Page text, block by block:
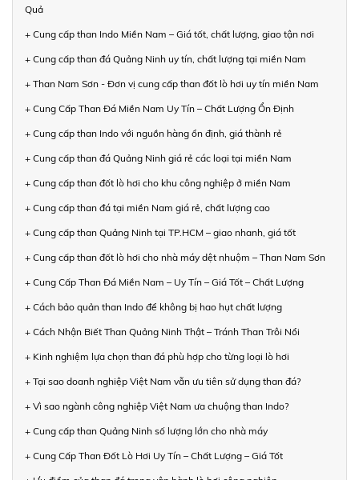
Quả
+ Cung cấp than Indo Miền Nam – Giá tốt, chất lượng, giao tận nơi
+ Cung cấp than đá Quảng Ninh uy tín, chất lượng tại miền Nam
+ Than Nam Sơn - Đơn vị cung cấp than đốt lò hơi uy tín miền Nam
+ Cung Cấp Than Đá Miền Nam Uy Tín – Chất Lượng Ổn Định
+ Cung cấp than Indo với nguồn hàng ổn định, giá thành rẻ
+ Cung cấp than đá Quảng Ninh giá rẻ các loại tại miền Nam
+ Cung cấp than đốt lò hơi cho khu công nghiệp ở miền Nam
+ Cung cấp than đá tại miền Nam giá rẻ, chất lượng cao
+ Cung cấp than Quảng Ninh tại TP.HCM – giao nhanh, giá tốt
+ Cung cấp than đốt lò hơi cho nhà máy dệt nhuộm – Than Nam Sơn
+ Cung Cấp Than Đá Miền Nam – Uy Tín – Giá Tốt – Chất Lượng
+ Cách bảo quản than Indo để không bị hao hụt chất lượng
+ Cách Nhận Biết Than Quảng Ninh Thật – Tránh Than Trôi Nổi
+ Kinh nghiệm lựa chọn than đá phù hợp cho từng loại lò hơi
+ Tại sao doanh nghiệp Việt Nam vẫn ưu tiên sử dụng than đá?
+ Vì sao ngành công nghiệp Việt Nam ưa chuộng than Indo?
+ Cung cấp than Quảng Ninh số lượng lớn cho nhà máy
+ Cung Cấp Than Đốt Lò Hơi Uy Tín – Chất Lượng – Giá Tốt